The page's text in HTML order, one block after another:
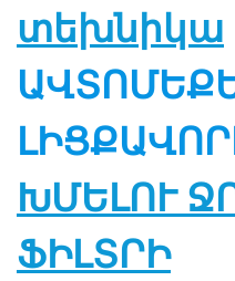
տեխնիկա
ԽՄԵԼՈՒ
ՖԻԼՏՐԻ